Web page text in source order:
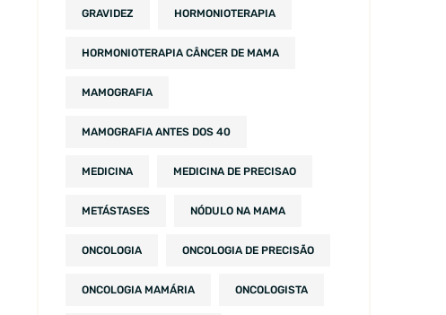
GRAVIDEZ HORMONIOTERAPIA
HORMONIOTERAPIA CÂNCER DE MAMA
MAMOGRAFIA
MAMOGRAFIA ANTES DOS 40
MEDICINA MEDICINA DE PRECISAO
METÁSTASES NÓDULO NA MAMA
ONCOLOGIA ONCOLOGIA DE PRECISÃO
ONCOLOGIA MAMÁRIA ONCOLOGISTA